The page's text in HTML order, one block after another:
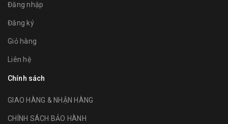
Đăng nhập
Đăng ký
Giỏ hàng
Liên hệ
Chính sách
GIAO HÀNG & NHẬN HÀNG
CHÍNH SÁCH BẢO HÀNH